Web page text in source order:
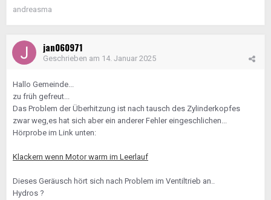
andreasma
jan060971
Geschrieben am 14. Januar 2025
Hallo Gemeinde...
zu früh gefreut...
Das Problem der Überhitzung ist nach tausch des Zylinderkopfes
zwar weg,es hat sich aber ein anderer Fehler eingeschlichen...
Hörprobe im Link unten:
Klackern wenn Motor warm im Leerlauf
Dieses Geräusch hört sich nach Problem im Ventiltrieb an..
Hydros ?